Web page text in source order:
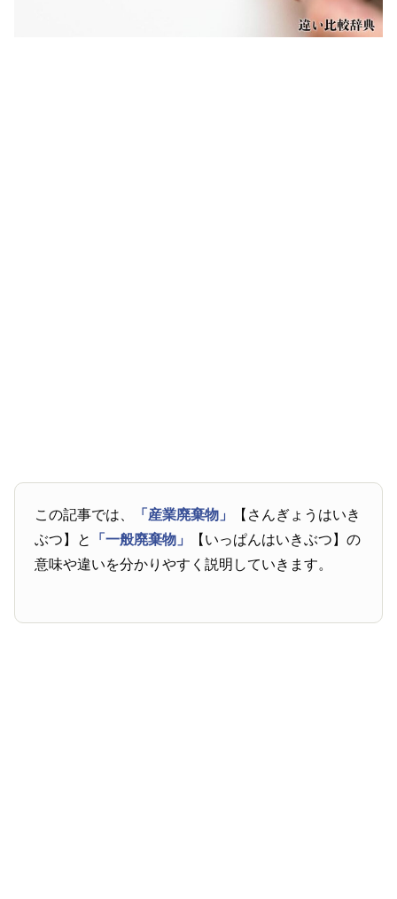
この記事では、 「産業廃棄物」
【さんぎょうはいき
ぶつ】と
「一般廃棄物」
【いっぱんはいきぶつ】の
意味や違いを分かりやすく説明していきます。